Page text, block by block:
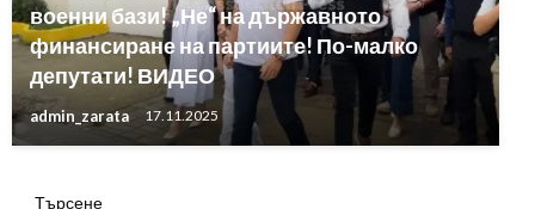
военни бази! „Не“ на държавното
финансиране на партиите! По-малко
депутати! ВИДЕО
admin_zarata 17.11.2025
Търсене